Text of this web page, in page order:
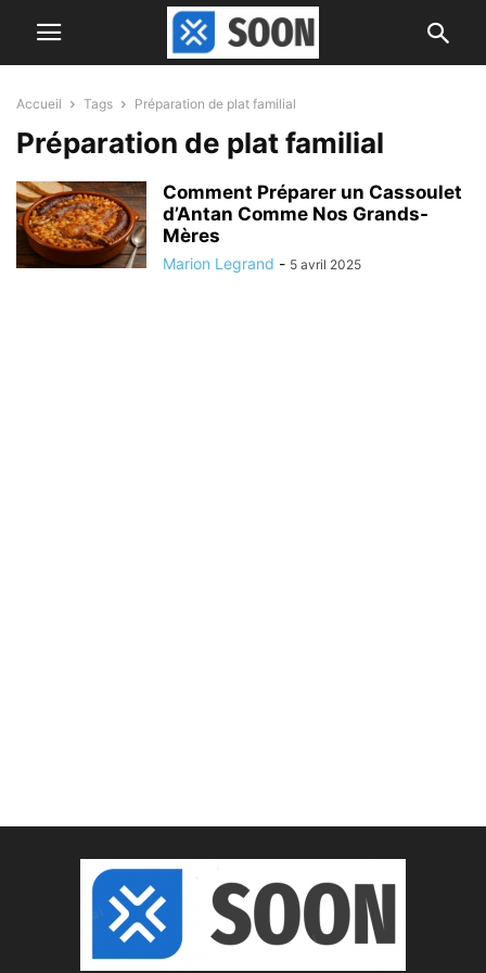
Accueil Tags Préparation de plat familial
Préparation de plat familial
Comment Préparer un Cassoulet
d’Antan Comme Nos Grands-
Mères
Marion Legrand - 5 avril 2025